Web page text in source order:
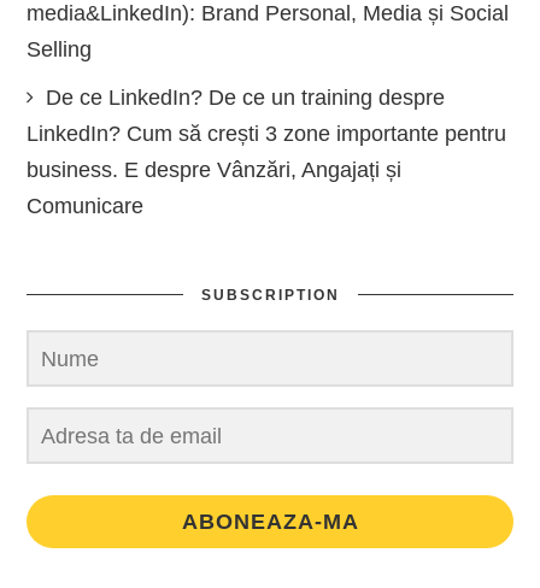
media&LinkedIn): Brand Personal, Media și Social
Selling
De ce LinkedIn? De ce un training despre
LinkedIn? Cum să crești 3 zone importante pentru
business. E despre Vânzări, Angajați și
Comunicare
SUBSCRIPTION
ABONEAZA-MA